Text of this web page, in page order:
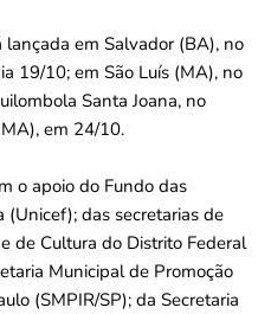
lançada em Salvador (BA), no
19/10; em São Luís (MA), no
Santa Joana, no
em 24/10.
o apoio do Fundo das
(Unicef); das secretarias de
de Cultura do Distrito Federal
Municipal de Promoção
(SMPIR/SP); da Secretaria